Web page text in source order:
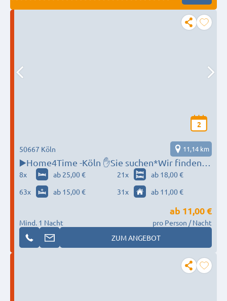
2
▶️Home4Time -Köln ✋Sie suchen*Wir finden
✋‼️
50667 Köln 11,14 km
8x ab 25,00 € 21x
ab 18,00 €
63x ab 15,00 € 31x ab 11,00 €
Mind. 1 Nacht
ab 11,00 €
pro Person / Nacht
ZUM ANGEBOT